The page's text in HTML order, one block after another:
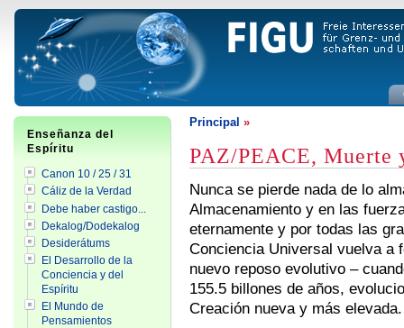
Principal »
PAZ/PEACE, Muerte
Nunca se pierde nada de lo
Almacenamiento y en las
eternamente y por todas las
Conciencia Universal vuelva a
nuevo reposo evolutivo –
155.5 billones de años,
Creación nueva y más elevada.
Enseñanza del
Espíritu
Canon 10 / 25 / 31
Cáliz de la Verdad
Debe haber castigo...
Dekalog/Dodekalog
Desiderátums
El Desarrollo de la
Conciencia y del
Espíritu
El Mundo de
Pensamientos